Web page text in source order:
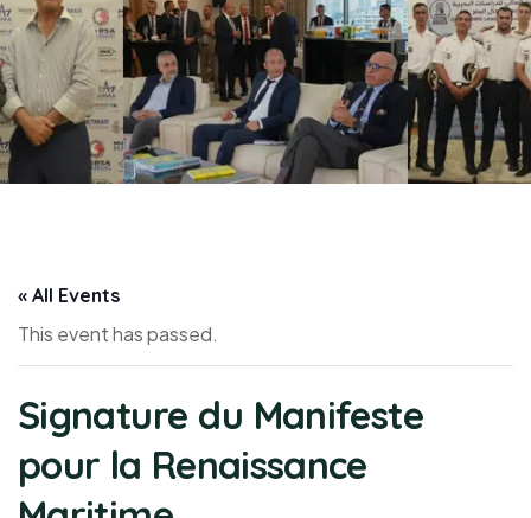
« All Events
This event has passed.
Signature du Manifeste
pour la Renaissance